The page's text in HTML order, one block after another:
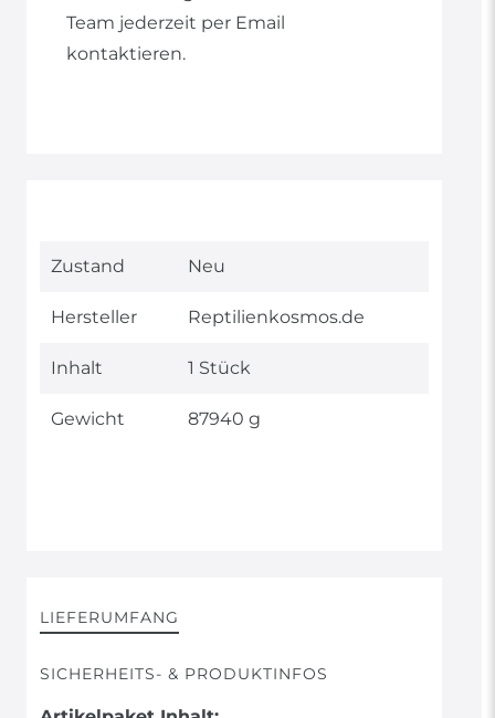
Team jederzeit per Email
kontaktieren.
Technisches
Wert
Zustand Neu
Hersteller Reptilienkosmos.de
Inhalt 1 Stück
Gewicht 87940 g
LIEFERUMFANG
SICHERHEITS- & PRODUKTINFOS